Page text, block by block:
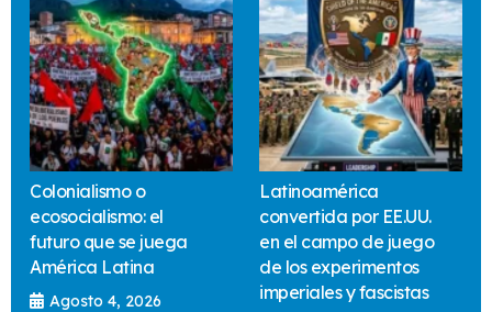
Colonialismo o
ecosocialismo: el
futuro que se juega
América Latina
Agosto 4, 2026
Latinoamérica
convertida por EE.UU.
en el campo de juego
de los experimentos
imperiales y fascistas